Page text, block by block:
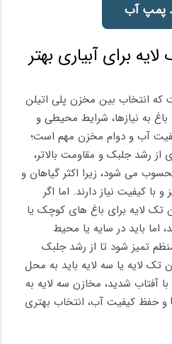
پمپ آب
برای آبیاری بهتر
که انتخاب بین مخزن پلی ‌اتیلن
به نیازها، شرایط محیطی و
آب و دوام مخزن مهم است؛
رشد جلبک و مقاومت بالاتر،
می شود، زیرا اکثر گیاهان و
کیفیت نیاز دارند. اما اگر
‌لایه برای باغ ‌های کوچک یا
اما باید در سایه یا محیط
تمیز شود تا از رشد جلبک
لایه یا سه لایه باید به محل
آفتاب شدید، مخازن سه ‌لایه به
دلیل مقاومت در برابر اشعه UV و حفظ کیفیت آب، انتخاب بهتری